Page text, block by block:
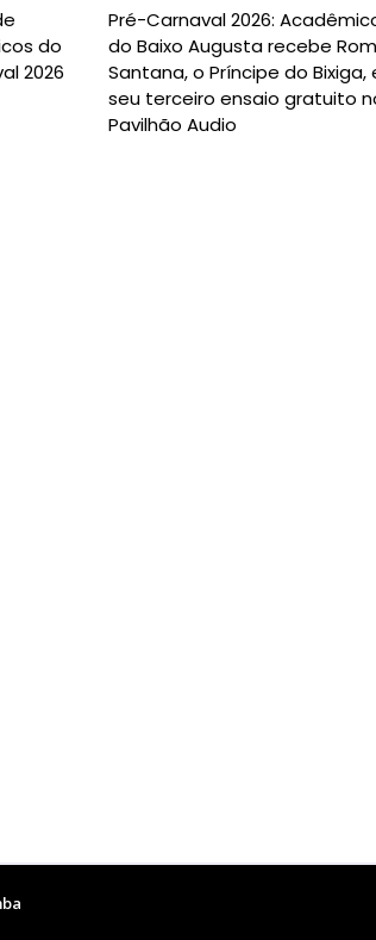
do
2026
Pré-Carnaval 2026:
do Baixo Augusta recebe Rom
Santana, o Príncipe do Bixiga,
seu terceiro ensaio gratuito
Pavilhão Audio